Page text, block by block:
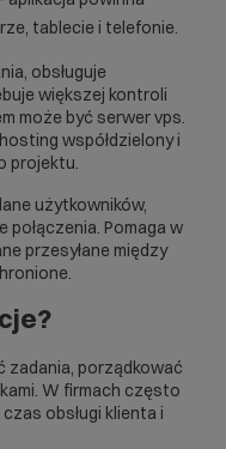
tablecie i telefonie.
obsługuje
większej kontroli
może być serwer vps.
współdzielony i
projektu.
użytkowników,
Pomaga w
przesyłane między
zadania, porządkować
W firmach często
obsługi klienta i